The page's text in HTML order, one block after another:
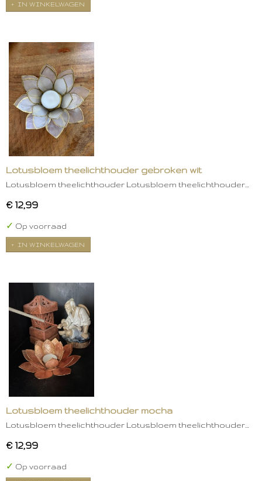
IN WINKELWAGEN
Lotusbloem theelichthouder gebroken wit
Lotusbloem theelichthouder Lotusbloem theelichthouder…
€ 12,99
✓ Op voorraad
IN WINKELWAGEN
Lotusbloem theelichthouder mocha
Lotusbloem theelichthouder Lotusbloem theelichthouder…
€ 12,99
✓ Op voorraad